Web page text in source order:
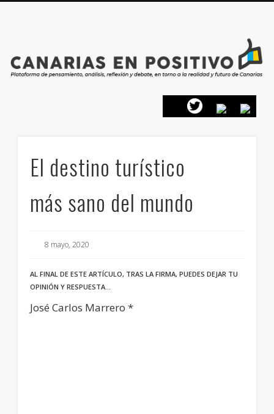
El destino turístico
más sano del mundo
8 mayo, 2020
AL FINAL DE ESTE ARTÍCULO, TRAS LA FIRMA, PUEDES DEJAR TU
OPINIÓN Y RESPUESTA…
José Carlos Marrero *